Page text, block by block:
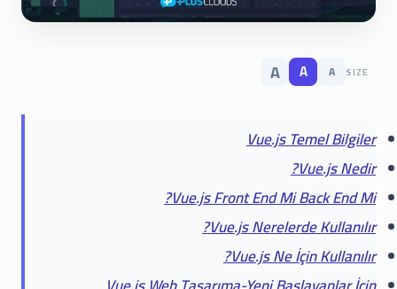
SIZE
A
A
A
Vue.js Temel Bilgiler
Vue.js Nedir?
Vue.js Front End Mi Back End Mi?
Vue.js Nerelerde Kullanılır?
Vue.js Ne İçin Kullanılır?